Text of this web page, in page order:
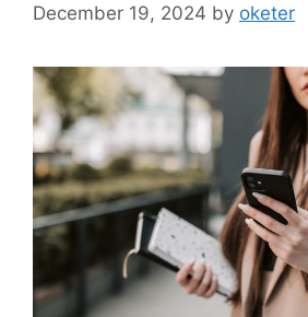
December 19, 2024 by oketer